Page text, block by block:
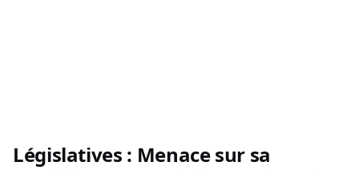
Législatives : Menace sur sa